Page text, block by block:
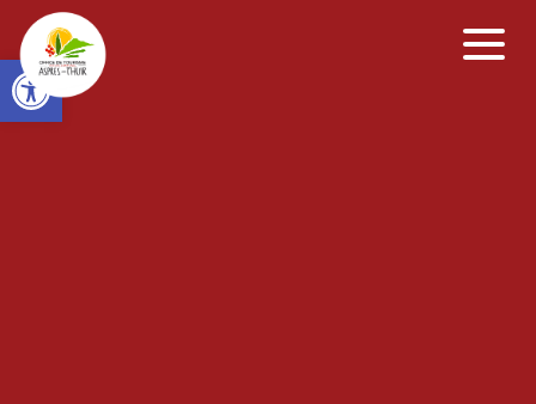
Open toolbar